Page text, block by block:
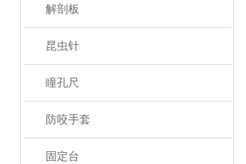
解剖板
昆虫针
瞳孔尺
防咬手套
固定台